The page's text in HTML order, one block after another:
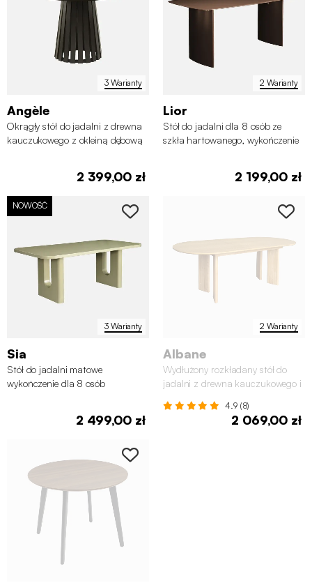
3 Warianty
Angèle
Okrągły stół do jadalni z drewna
kauczukowego z okleiną dębową
2 399,00 zł
2 Warianty
Lior
Stół do jadalni dla 8 osób ze
szkła hartowanego, wykończenie
2 199,00 zł
3 Warianty
NOWOŚĆ
Sia
Stół do jadalni matowe
wykończenie dla 8 osób
2 499,00 zł
2 Warianty
Albane
Wydłużony rozkładany stół do
jadalni z drewna kauczukowego i
4.9 (8)
2 069,00 zł